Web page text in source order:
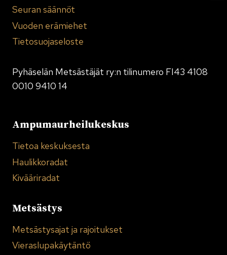
Seuran säännöt
Vuoden erämiehet
Tietosuojaseloste
Pyhäselän Metsästäjät ry:n tilinumero FI43 4108
0010 9410 14
Ampumaurheilukeskus
Tietoa keskuksesta
Haulikkoradat
Kivääriradat
Metsästys
Metsästysajat ja rajoitukset
Vieraslupakäytäntö